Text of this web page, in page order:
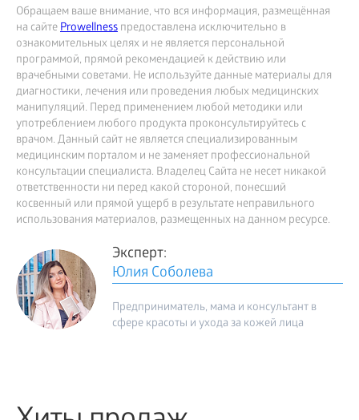
Обращаем ваше внимание, что вся информация, размещённая
на сайтеProwellness предоставлена исключительно в
ознакомительных целях и не является персональной
программой, прямой рекомендацией к действию или
врачебными советами. Не используйте данные материалы для
диагностики, лечения или проведения любых медицинских
манипуляций. Перед применением любой методики или
употреблением любого продукта проконсультируйтесь с
врачом. Данный сайт не является специализированным
медицинским порталом и не заменяет профессиональной
консультации специалиста. Владелец Сайта не несет никакой
ответственности ни перед какой стороной, понесший
косвенный или прямой ущерб в результате неправильного
использования материалов, размещенных на данном ресурсе.
Эксперт:
Юлия Соболева
Предприниматель, мама и консультант в
сфере красоты и ухода за кожей лица